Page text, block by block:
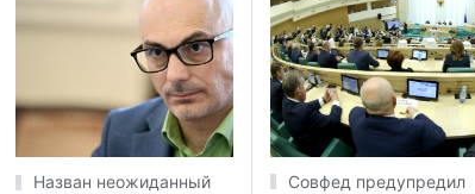
Назван неожиданный
Совфед предупредил